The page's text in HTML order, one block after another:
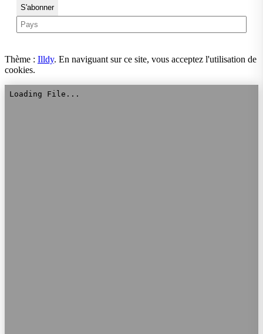
Thème : Illdy. En naviguant sur ce site, vous acceptez l'utilisation de
cookies.